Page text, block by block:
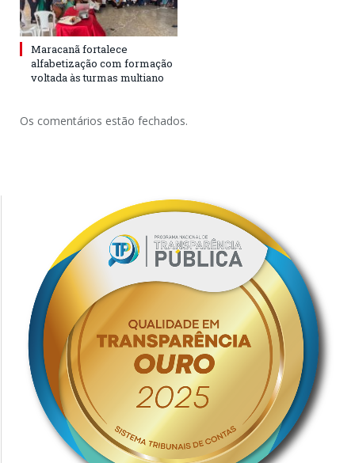
Maracanã fortalece
alfabetização com formação
voltada às turmas multiano
Os comentários estão fechados.